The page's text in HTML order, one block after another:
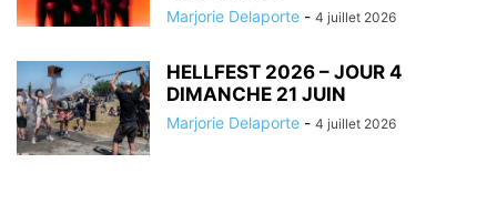
Marjorie Delaporte - 4 juillet 2026
HELLFEST 2026 – JOUR 4
DIMANCHE 21 JUIN
Marjorie Delaporte - 4 juillet 2026